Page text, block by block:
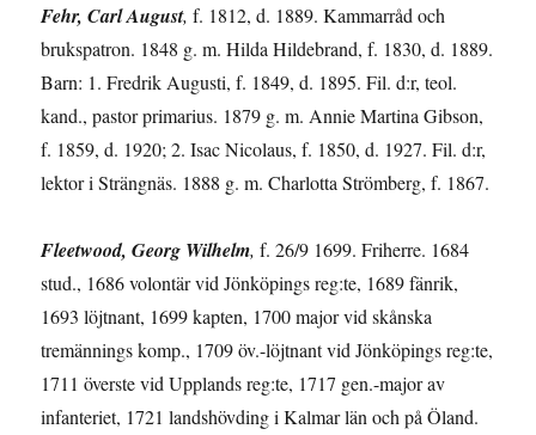
Fehr, Carl August,f. 1812, d. 1889. Kammarråd och
brukspatron. 1848 g. m. Hilda Hildebrand, f. 1830, d. 1889.
Barn: 1. Fredrik Augusti, f. 1849, d. 1895. Fil. d:r, teol.
kand., pastor primarius. 1879 g. m. Annie Martina Gibson,
f. 1859, d. 1920; 2. Isac Nicolaus, f. 1850, d. 1927. Fil. d:r,
lektor i Strängnäs. 1888 g. m. Charlotta Strömberg, f. 1867.
Fleetwood, Georg Wilhelm,f. 26/9 1699. Friherre. 1684
stud., 1686 volontär vid Jönköpings reg:te, 1689 fänrik,
1693 löjtnant, 1699 kapten, 1700 major vid skånska
tremännings komp., 1709 öv.-löjtnant vid Jönköpings reg:te,
1711 överste vid Upplands reg:te, 1717 gen.-major av
infanteriet, 1721 landshöv­ding i Kalmar län och på Öland.